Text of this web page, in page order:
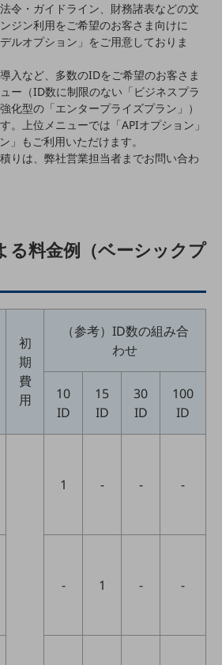
有
令・ガイドライン、財務諸表などの文
ジン利用をご希望のお客さま向けに
ルオプション」をご用意しておりま
入など、多数のIDをご希望のお客さま
ー（ID数に制限のない「ビジネスプラ
化型の「エンタープライズプラン」）
。上位メニューでは「APIオプション」
」もご利用いただけます。
りは、弊社営業担当者までお問い合わ
る料金例（ベーシックプ
初
期
費
用
（参考）ID数の組み合
わせ
10
ID
15
ID
30
ID
100
ID
1 - - -
- 1 - -